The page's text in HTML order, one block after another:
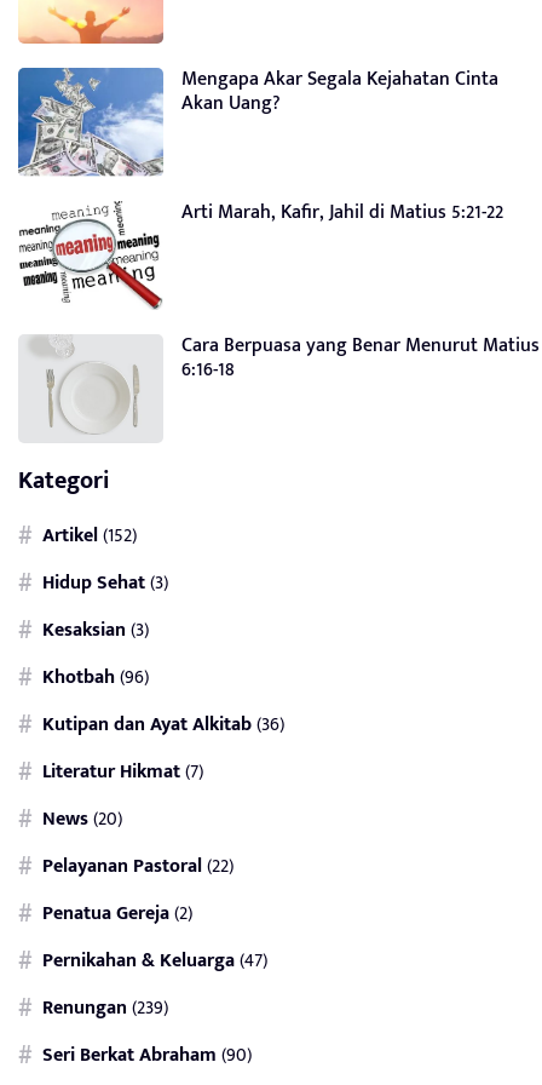
Mengapa Akar Segala Kejahatan Cinta
Akan Uang?
Arti Marah, Kafir, Jahil di Matius 5:21-22
Cara Berpuasa yang Benar Menurut Matius
6:16-18
Kategori
Artikel(152)
Hidup Sehat(3)
Kesaksian(3)
Khotbah(96)
Kutipan dan Ayat Alkitab(36)
Literatur Hikmat(7)
News(20)
Pelayanan Pastoral(22)
Penatua Gereja(2)
Pernikahan & Keluarga(47)
Renungan(239)
Seri Berkat Abraham(90)